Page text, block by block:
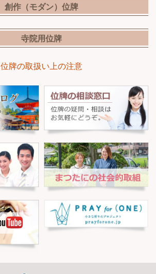
創作（モダン）位牌
寺院用位牌
位牌の取扱い上の注意